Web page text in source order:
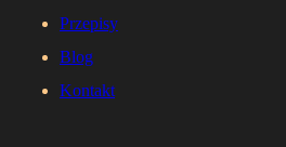
Przepisy
Blog
Kontakt